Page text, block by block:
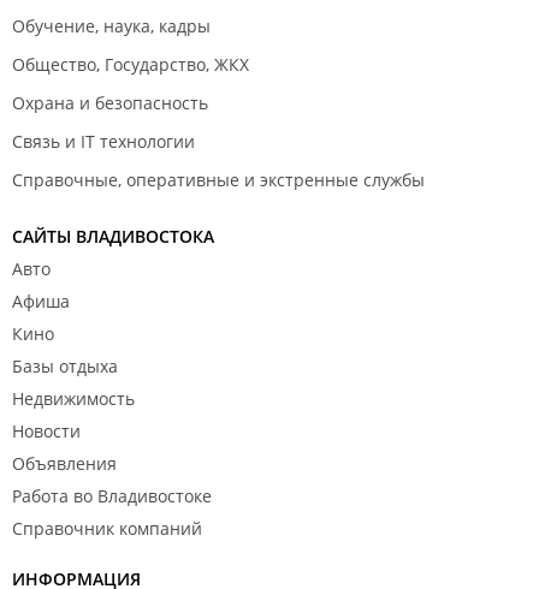
Обучение, наука, кадры
Общество, Государство, ЖКХ
Охрана и безопасность
Связь и IT технологии
Справочные, оперативные и экстренные службы
САЙТЫ ВЛАДИВОСТОКА
Авто
Афиша
Кино
Базы отдыха
Недвижимость
Новости
Объявления
Работа во Владивостоке
Справочник компаний
ИНФОРМАЦИЯ